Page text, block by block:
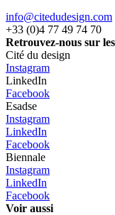
info@citedudesign.com
+33 (0)4 77 49 74 70
Retrouvez-nous sur
Cité du design
Instagram
LinkedIn
Facebook
Esadse
Instagram
LinkedIn
Facebook
Biennale
Instagram
LinkedIn
Facebook
Voir aussi